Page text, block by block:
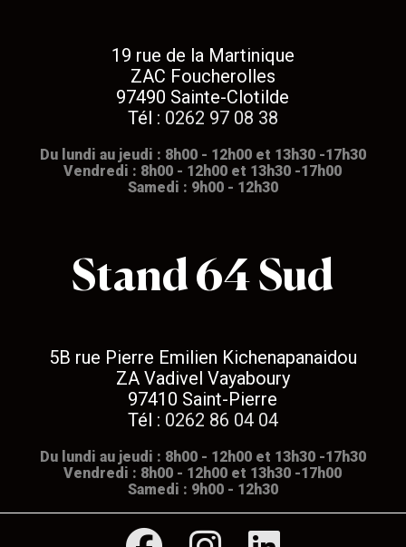
19 rue de la Martinique
ZAC Foucherolles
97490 Sainte-Clotilde
Tél : 0262 97 08 38
Du lundi au jeudi : 8h00 - 12h00 et 13h30 -17h30
Vendredi : 8h00 - 12h00 et 13h30 -17h00
Samedi : 9h00 - 12h30
Stand 64 Sud
5B rue Pierre Emilien Kichenapanaidou
ZA Vadivel Vayaboury
97410 Saint-Pierre
Tél : 0262 86 04 04
Du lundi au jeudi : 8h00 - 12h00 et 13h30 -17h30
Vendredi : 8h00 - 12h00 et 13h30 -17h00
Samedi : 9h00 - 12h30